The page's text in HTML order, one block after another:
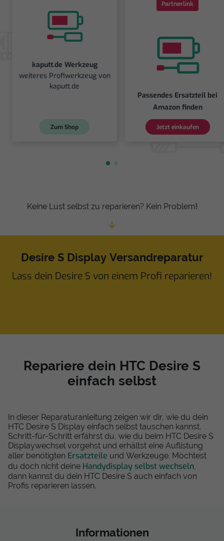
kaputt.de Werkzeug
weiteres Profiwerkzeug von
kaputt.de
Zum Shop
Partnerlink
Passendes Ersatzteil bei
Amazon finden
Jetzt einkaufen
Keine Lust selbst zu reparieren? Kein Problem!
Desire S Display Versandreparatur
Lass dein Desire S von einem Profi reparieren!
Repariere dein HTC Desire S
einfach selbst
In dieser Reparaturanleitung zeigen wir dir, wie du dein
HTC Desire S Display einfach selbst tauschen kannst.
Schritt-für-Schritt erfährst du, wie du beim HTC Desire S
Displaywechsel vorgehst und erhältst eine Auflistung
aller benötigten Ersatzteile und Werkzeuge. Möchtest
du doch nicht deine Handydisplay selbst wechseln
dann kannst du dein HTC Desire S auch einfach von
Profis reparieren lassen.
Informationen